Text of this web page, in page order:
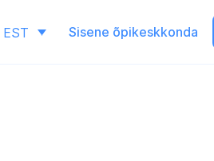
EST Sisene õpikeskkonda